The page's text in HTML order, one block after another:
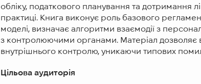
обліку, податкового планування та дотримання
практиці. Книга виконує роль базового
моделі, визначає алгоритми взаємодії з
з контролюючими органами. Матеріал дозволяє
внутрішнього контролю, уникаючи типових
Цільова аудиторія